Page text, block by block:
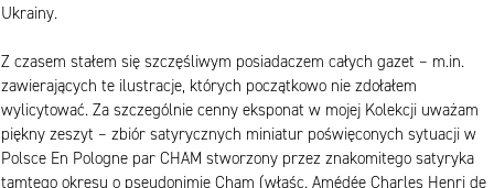
Ukrainy.
Z czasem stałem się szczęśliwym posiadaczem całych gazet – m.in.
zawierających te ilustracje, których początkowo nie zdołałem
wylicytować. Za szczególnie cenny eksponat w mojej Kolekcji uważam
piękny zeszyt – zbiór satyrycznych miniatur poświęconych sytuacji w
Polsce En Pologne par CHAM stworzony przez znakomitego satyryka
tamtego okresu o pseudonimie Cham (właśc. Amédée Charles Henri de